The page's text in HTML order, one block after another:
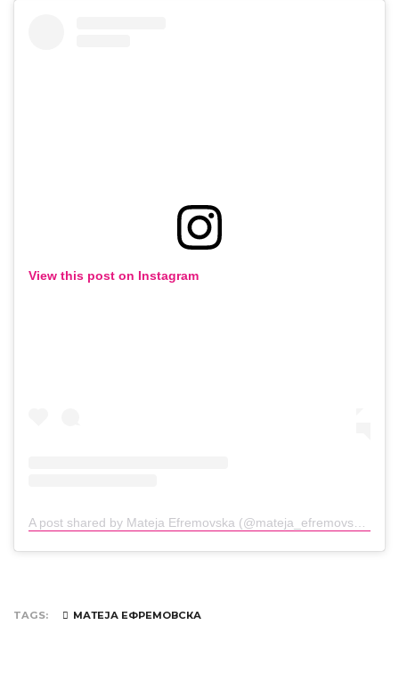
View this post on Instagram
TAGS МАТЕЈА ЕФРЕМОВСКА